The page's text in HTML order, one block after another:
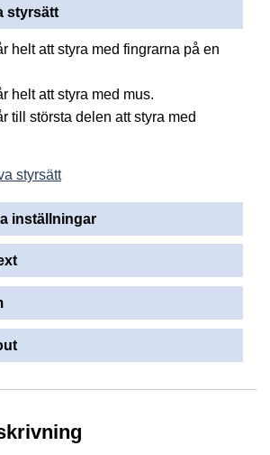
styrsätt
helt att styra med fingrarna på en
helt att styra med mus.
till största delen att styra med
styrsätt
inställningar